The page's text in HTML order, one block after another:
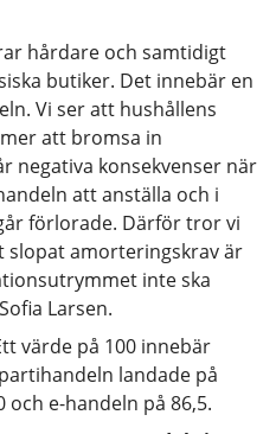
hårdare och samtidigt
butiker. Det innebär en
Vi ser att hushållens
att bromsa in
negativa konsekvenser när
att anställa och i
förlorade. Därför tror vi
amorteringskrav är
inte ska
Larsen.
värde på 100 innebär
landade på
och e-handeln på 86,5.